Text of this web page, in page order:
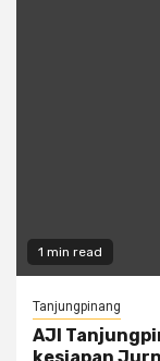
1 min read
Tanjungpinang
AJI
kesiapan